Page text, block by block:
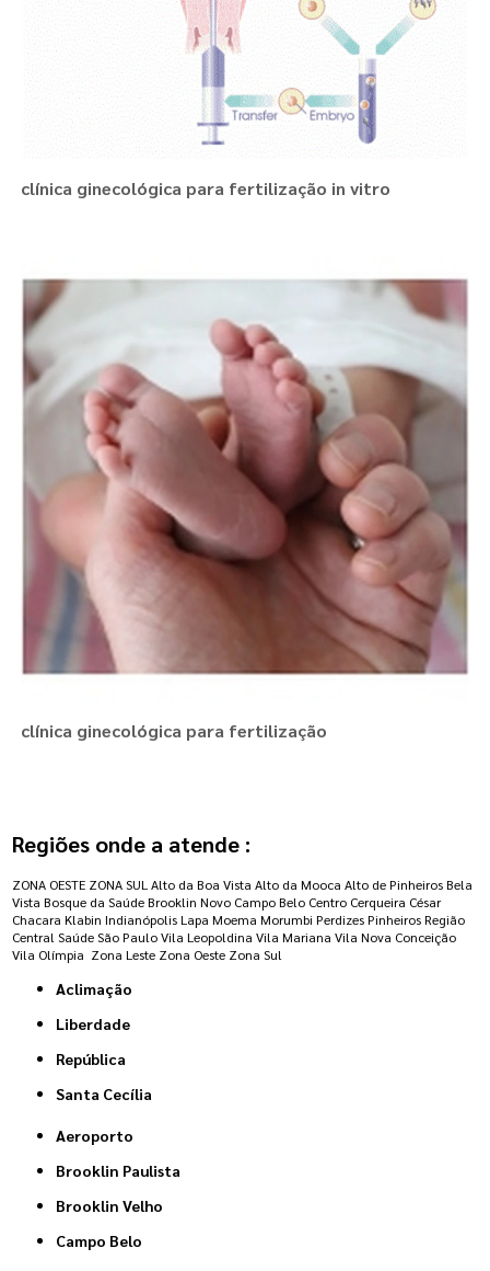
clínica ginecológica para fertilização in vitro
clínica ginecológica para fertilização
Regiões onde a atende :
ZONA OESTE ZONA SUL Alto da Boa Vista Alto da Mooca Alto de Pinheiros Bela
Vista Bosque da Saúde Brooklin Novo Campo Belo Centro Cerqueira César
Chacara Klabin Indianópolis Lapa Moema Morumbi Perdizes Pinheiros Região
Central Saúde São Paulo Vila Leopoldina Vila Mariana Vila Nova Conceição
Vila Olímpia Zona Leste Zona Oeste Zona Sul
Aclimação
Liberdade
República
Santa Cecília
Aeroporto
Brooklin Paulista
Brooklin Velho
Campo Belo